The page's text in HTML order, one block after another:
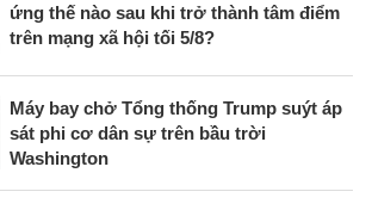
ứng thế nào sau khi trở thành tâm điểm
trên mạng xã hội tối 5/8?
Máy bay chở Tổng thống Trump suýt áp
sát phi cơ dân sự trên bầu trời
Washington